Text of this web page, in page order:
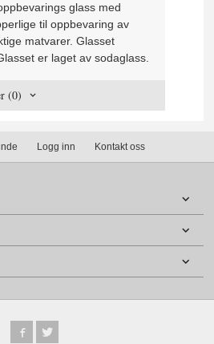
glass med
til oppbevaring av
matvarer. Glasset
er laget av sodaglass.
(0)
Logg inn Kontakt oss